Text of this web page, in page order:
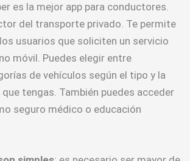
es la mejor app para conductores.
del transporte privado. Te permite
usuarios que soliciten un servicio
móvil. Puedes elegir entre
de vehículos según el tipo y la
tengas. También puedes acceder
seguro médico o educación